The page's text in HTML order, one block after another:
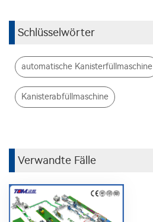
Schlüsselwörter
automatische Kanisterfüllmaschine
Kanisterabfüllmaschine
Verwandte Fälle